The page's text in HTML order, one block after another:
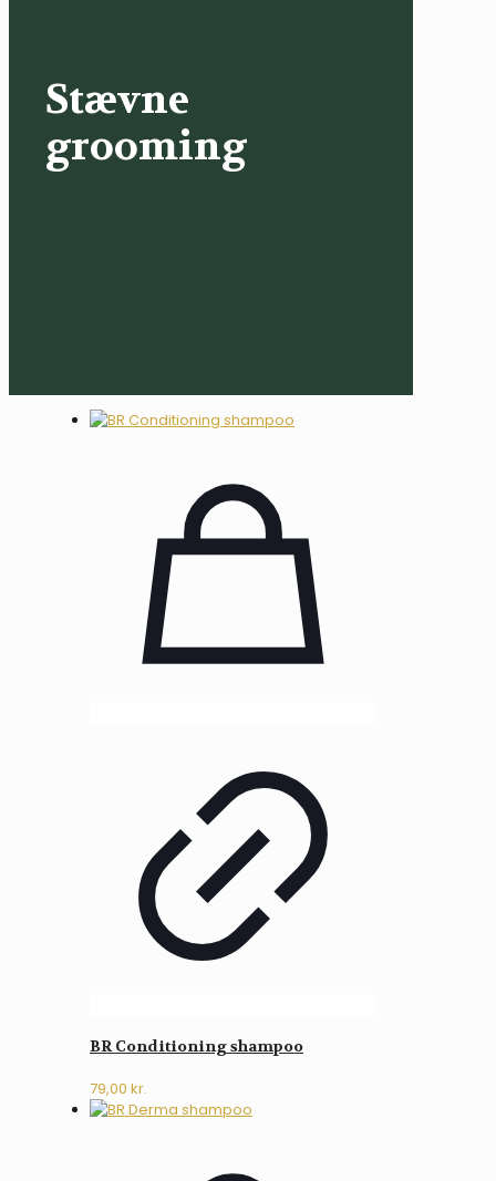
Stævne
grooming
BR Conditioning shampoo
79,00 kr.